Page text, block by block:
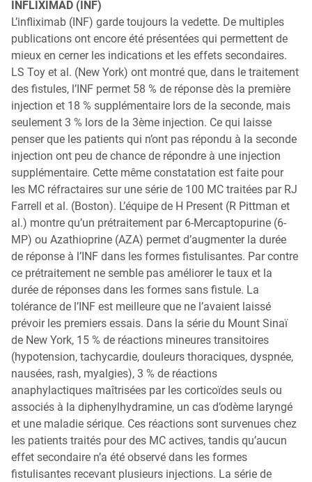
INFLIXIMAD (INF)
L’infliximab (INF) garde toujours la vedette. De multiples
publications ont encore été présentées qui permettent de
mieux en cerner les indications et les effets secondaires.
LS Toy et al. (New York) ont montré que, dans le traitement
des fistules, l’INF permet 58 % de réponse dès la première
injection et 18 % supplémentaire lors de la seconde, mais
seulement 3 % lors de la 3ème injection. Ce qui laisse
penser que les patients qui n’ont pas répondu à la seconde
injection ont peu de chance de répondre à une injection
supplémentaire. Cette même constatation est faite pour
les MC réfractaires sur une série de 100 MC traitées par RJ
Farrell et al. (Boston). L’équipe de H Present (R Pittman et
al.) montre qu’un prétraitement par 6-Mercaptopurine (6-
MP) ou Azathioprine (AZA) permet d’augmenter la durée
de réponse à l’INF dans les formes fistulisantes. Par contre
ce prétraitement ne semble pas améliorer le taux et la
durée de réponses dans les formes sans fistule. La
tolérance de l’INF est meilleure que ne l’avaient laissé
prévoir les premiers essais. Dans la série du Mount Sinaï
de New York, 15 % de réactions mineures transitoires
(hypotension, tachycardie, douleurs thoraciques, dyspnée,
nausées, rash, myalgies), 3 % de réactions
anaphylactiques maîtrisées par les corticoïdes seuls ou
associés à la diphenylhydramine, un cas d’odème laryngé
et une maladie sérique. Ces réactions sont survenues chez
les patients traités pour des MC actives, tandis qu’aucun
effet secondaire n’a été observé dans les formes
fistulisantes recevant plusieurs injections. La série de